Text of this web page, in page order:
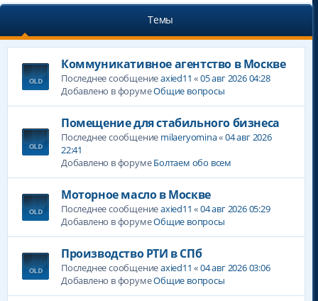
Темы
Коммуникативное агентство в Москве
Последнее сообщениеaxied11 «05 авг 2026 04:28
Добавлено в форумеОбщие вопросы
Помещение для стабильного бизнеса
Последнее сообщение milaeryomina«04 авг 2026
22:41
Добавлено в форумеБолтаем обо всем
Моторное масло в Москве
Последнее сообщениеaxied11 «04 авг 2026 05:29
Добавлено в форумеОбщие вопросы
Производство РТИ в СПб
Последнее сообщениеaxied11 «04 авг 2026 03:06
Добавлено в форумеОбщие вопросы